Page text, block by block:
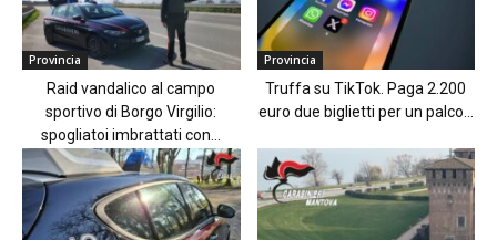
Provincia
Raid vandalico al campo
sportivo di Borgo Virgilio:
spogliatoi imbrattati con...
Provincia
Truffa su TikTok. Paga 2.200
euro due biglietti per un palco...